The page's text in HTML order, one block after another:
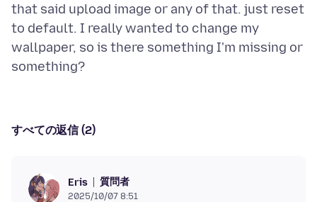
that said upload image or any of that. just reset
to default. I really wanted to change my
wallpaper, so is there something I'm missing or
すべての返信 (2)
Eris 質問者
2025/10/07 8:51